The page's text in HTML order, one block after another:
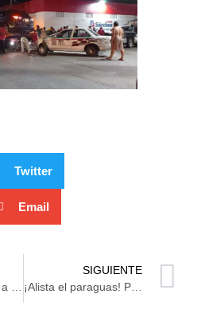
Twitter
Email
SIGUIENTE
¡Alista el paraguas! Prevén lluvias torrenciales para Tabasco este fin de semana